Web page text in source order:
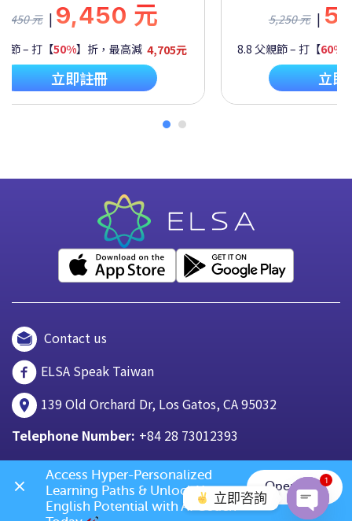
5,250 元 |5,250 元
8.8 父親節 – 打【60%】折，最高減 2,092元
立即註冊
8.8 父
Contact us
ELSA Speak Taiwan
139 Old Orchard Dr, Los Gatos, CA 95032
Telephone Number: +84 28 73012393
立即咨詢
1
Access Hyper-Personalized
Learning Paths & Unlock Your
English Potential with AI Coach
Open App